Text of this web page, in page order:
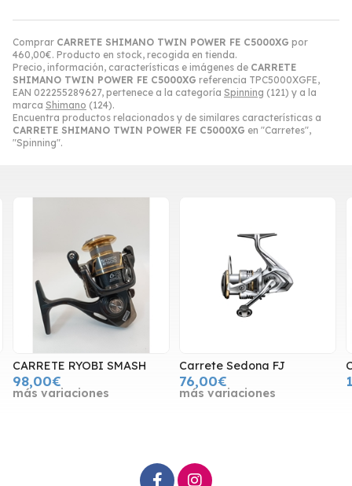
Comprar CARRETE SHIMANO TWIN POWER FE C5000XG por
460,00€. Producto en stock, recogida en tienda.
Precio, información, características e imágenes de CARRETE
SHIMANO TWIN POWER FE C5000XG referencia TPC5000XGFE,
EAN 022255289627, pertenece a la categoría Spinning (121) y a la
marca Shimano (124).
Encuentra productos relacionados y de similares características a
CARRETE SHIMANO TWIN POWER FE C5000XG en "Carretes",
"Spinning".
CARRETE RYOBI SMASH
98,00€
más variaciones
Carrete Sedona FJ
76,00€
más variaciones